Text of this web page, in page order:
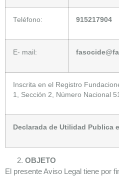
Teléfono: 915217904
E- mail:
Inscrita en el Registro
1, Sección 2, Número Nacional
Declarada de Utilidad Publica
OBJETO
El presente Aviso Legal tiene por